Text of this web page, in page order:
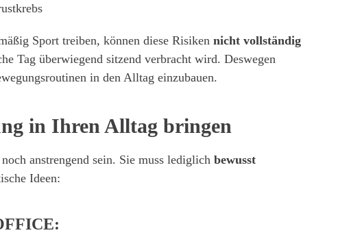
Sport treiben, können diese Risiken nicht vollständig
Tag überwiegend sitzend verbracht wird. Deswegen
in den Alltag einzubauen.
in Ihren Alltag bringen
anstrengend sein. Sie muss lediglich bewusst
Ideen: